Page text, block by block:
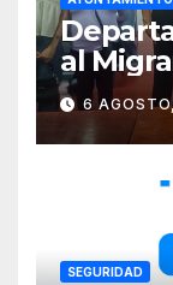
al
de
6
SEGURIDAD